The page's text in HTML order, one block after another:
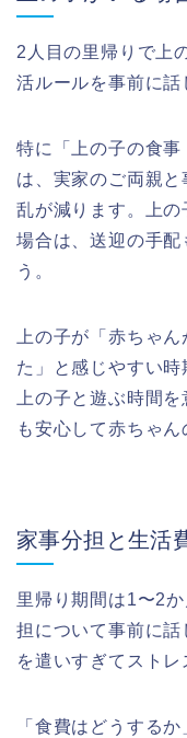
2人目の里帰りで上
活ルールを事前に話
特に「上の子の食事
は、実家のご両親
乱が減ります。上
場合は、送迎の手配
う。
上の子が「赤ちゃ
た」と感じやすい
上の子と遊ぶ時間
も安心して赤ちゃん
家事分担と生活
里帰り期間は1〜2
担について事前に
を遣いすぎてストレ
「食費はどうする